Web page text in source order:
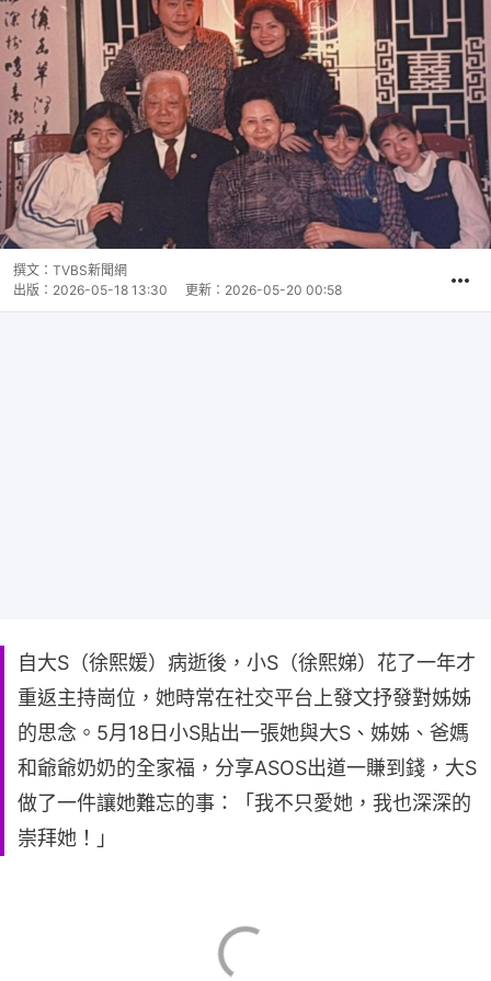
撰文： TVBS新聞網
出版： 2026-05-18 13:30 更新： 2026-05-20 00:58
自大S（徐熙媛）病逝後，小S（徐熙娣）花了一年才
重返主持崗位，她時常在社交平台上發文抒發對姊姊
的思念。5月18日小S貼出一張她與大S、姊姊、爸媽
和爺爺奶奶的全家福，分享ASOS出道一賺到錢，大S
做了一件讓她難忘的事：「我不只愛她，我也深深的
崇拜她！」